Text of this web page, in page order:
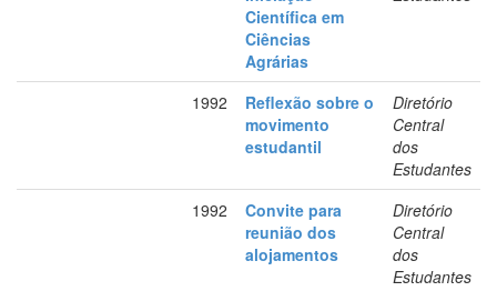
Científica em
Ciências
Agrárias
1992
Reflexão sobre o
movimento
estudantil
Diretório
Central
dos
Estudantes
1992
Convite para
reunião dos
alojamentos
Diretório
Central
dos
Estudantes